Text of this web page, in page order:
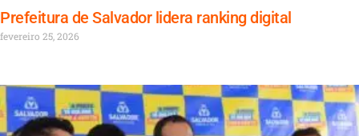
Prefeitura de Salvador lidera ranking digital
fevereiro 25, 2026